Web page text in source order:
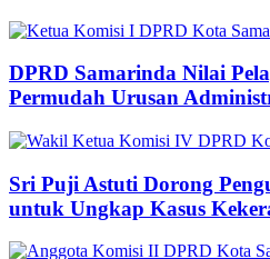
DPRD Samarinda Nilai
Permudah Urusan
Sri Puji Astuti Dorong
untuk Ungkap Kasus